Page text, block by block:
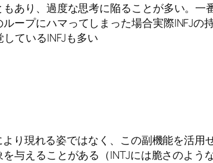
あり、過度な思考に陥ることが多い。
ープにハマってしまった場合実際INFJの
ているINFJも多い
り現れる姿ではなく、この副機能を活
与えることがある（INTJには脆さのよう